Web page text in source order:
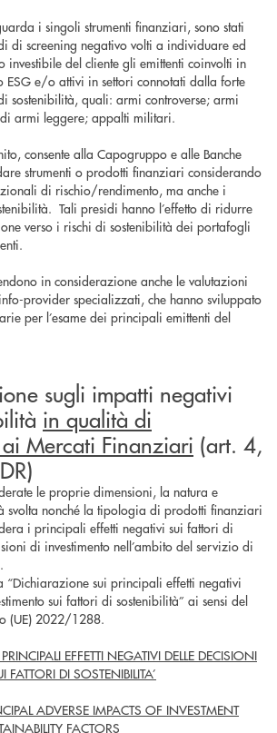
i singoli strumenti finanziari, sono stati
di screening negativo volti a individuare ed
investibile del cliente gli emittenti coinvolti in
ESG e/o attivi in settori connotati dalla forte
sostenibilità, quali: armi controverse; armi
armi leggere; appalti militari.
consente alla Capogruppo e alle Banche
strumenti o prodotti finanziari considerando
di rischio/rendimento, ma anche i
Tali presidi hanno l’effetto di ridurre
verso i rischi di sostenibilità dei portafogli
in considerazione anche le valutazioni
provider specializzati, che hanno sviluppato
per l’esame dei principali emittenti del
sugli impatti negativi
in qualità di
Mercati Finanziari (art. 4,
le proprie dimensioni, la natura e
svolta nonché la tipologia di prodotti finanziari
i principali effetti negativi sui fattori di
di investimento nell’ambito del servizio di
“Dichiarazione sui principali effetti negativi
sui fattori di sostenibilità” ai sensi del
(UE) 2022/1288.
EFFETTI NEGATIVI DELLE DECISIONI
DI SOSTENIBILITA’
ADVERSE IMPACTS OF INVESTMENT
FACTORS